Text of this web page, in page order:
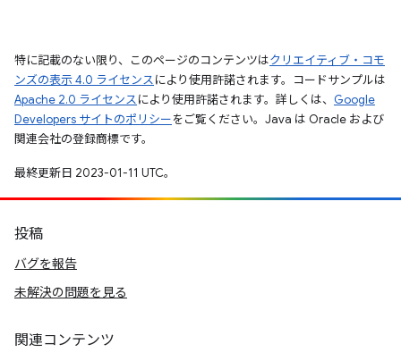
特に記載のない限り、このページのコンテンツはクリエイティブ・コモ
ンズの表示 4.0 ライセンスにより使用許諾されます。コードサンプルは
Apache 2.0 ライセンスにより使用許諾されます。詳しくは、 Google
Developers サイトのポリシーをご覧ください。Java は Oracle および
関連会社の登録商標です。
最終更新日 2023-01-11 UTC。
投稿
バグを報告
未解決の問題を見る
関連コンテンツ